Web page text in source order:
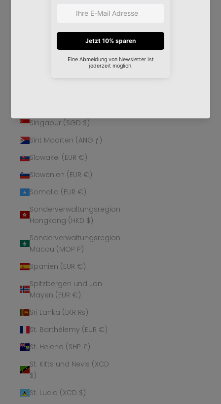
Schweiz (CHF CHF)
Senegal (XOF Fr)
Seychellen (EUR €)
Singapur (SGD $)
Sint Maarten (ANG ƒ)
Slowakei (EUR €)
Slowenien (EUR €)
Somalia (EUR €)
Sonderverwaltungsregion
Hongkong (HKD $)
Sonderverwaltungsregion
Macau (MOP P)
Spanien (EUR €)
Spitzbergen und Jan
Mayen (EUR €)
Sri Lanka (LKR ₨)
St. Barthélemy (EUR €)
St. Helena (SHP £)
St. Kitts und Nevis (XCD
$)
St. Lucia (XCD $)